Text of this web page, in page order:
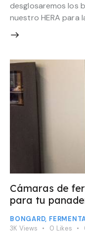
desglosaremos los
nuestro HERA para
Cámaras de
para tu
BONGARD,
3K Views 0 Likes